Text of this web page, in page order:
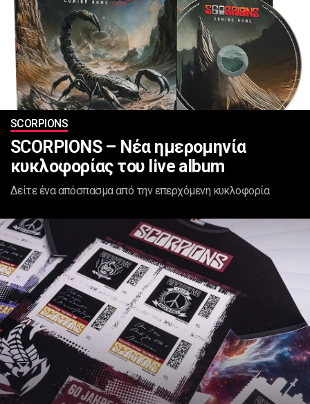
SCORPIONS
SCORPIONS – Νέα ημερομηνία
κυκλοφορίας του live album
Δείτε ένα απόσπασμα από την επερχόμενη κυκλοφορία